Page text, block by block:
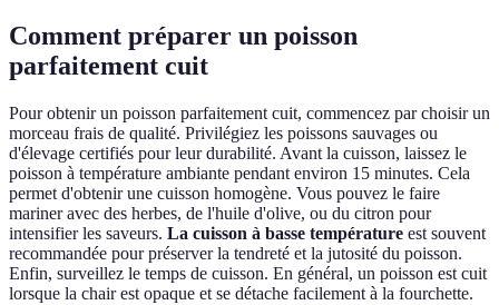
Comment préparer un poisson
parfaitement cuit
Pour obtenir un poisson parfaitement cuit, commencez par choisir un
morceau frais de qualité. Privilégiez les poissons sauvages ou
d'élevage certifiés pour leur durabilité. Avant la cuisson, laissez le
poisson à température ambiante pendant environ 15 minutes. Cela
permet d'obtenir une cuisson homogène. Vous pouvez le faire
mariner avec des herbes, de l'huile d'olive, ou du citron pour
intensifier les saveurs. La cuisson à basse température est souvent
recommandée pour préserver la tendreté et la jutosité du poisson.
Enfin, surveillez le temps de cuisson. En général, un poisson est cuit
lorsque la chair est opaque et se détache facilement à la fourchette.